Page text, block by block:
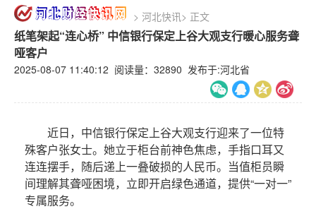
> 河北快讯> 正文
纸笔架起“连心桥” 中信银行保定上谷大观支行暖心服务聋
哑客户
2025-08-07 11:40:12 阅读量： 32890 发布于:河北省
近日，中信银行保定上谷大观支行迎来了一位特
殊客户张女士。她立于柜台前神色焦虑，手指口耳又
连连摆手，随后递上一叠破损的人民币。当值柜员瞬
间理解其聋哑困境，立即开启绿色通道，提供“一对一”
专属服务。